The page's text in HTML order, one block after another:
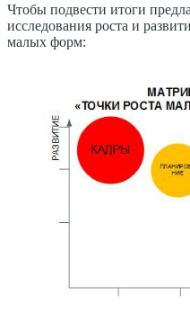
Чтобы подвести итоги
исследования роста и
малых форм: